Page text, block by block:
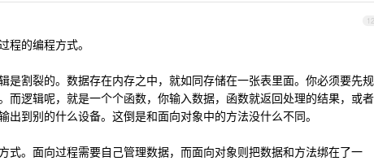
12
程的编程方式。
是割裂的。数据存在内存之中，就如同存储在一张表里面。你必须要先规
而逻辑呢，就是一个个函数，你输入数据，函数就返回处理的结果，或者
到别的什么设备。这倒是和面向对象中的方法没什么不同。
式。面向过程需要自己管理数据，而面向对象则把数据和方法绑在了一